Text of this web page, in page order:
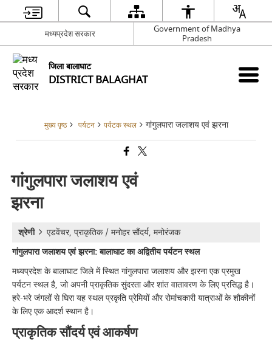
मध्यप्रदेश सरकार
Government of Madhya
Pradesh
जिला बालाघाट
DISTRICT BALAGHAT
मुख्य पृष्ठ पर्यटन पर्यटक स्थल गांगुलपारा जलाशय एवं झरना
गांगुलपारा जलाशय एवं
झरना
श्रेणी
एडवेंचर, प्राकृतिक / मनोहर सौंदर्य, मनोरंजक
गांगुलपारा जलाशय एवं झरना: बालाघाट का अद्वितीय पर्यटन स्थल
मध्यप्रदेश के बालाघाट जिले में स्थित गांगुलपारा जलाशय और झरना एक प्रमुख
पर्यटन स्थल है, जो अपनी प्राकृतिक सुंदरता और शांत वातावरण के लिए प्रसिद्ध है।
हरे-भरे जंगलों से घिरा यह स्थल प्रकृति प्रेमियों और रोमांचकारी यात्राओं के शौकीनों
के लिए एक आदर्श स्थान है।
प्राकृतिक सौंदर्य एवं आकर्षण